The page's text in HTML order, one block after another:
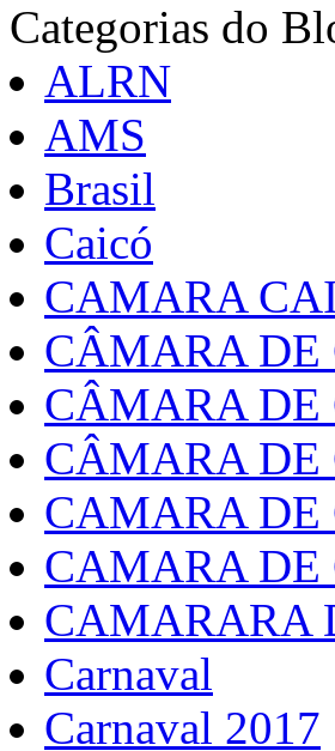
Categorias do
ALRN
AMS
Brasil
Caicó
CAMARA
CÂMARA DE
CÂMARA DE
CÂMARA DE
CAMARA DE
CAMARA DE
CAMARARA
Carnaval
Carnaval 2017